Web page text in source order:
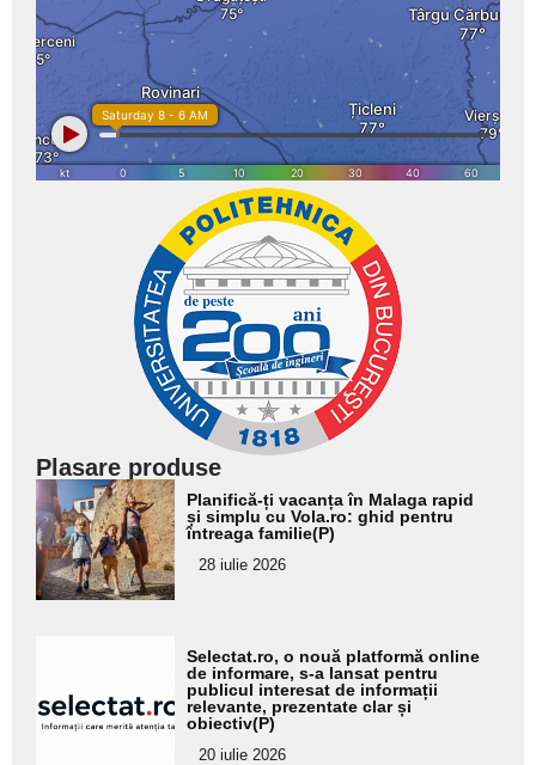
Plasare produse
Adaugă
aici textul
pentru
subtitlu
Planifică-ți vacanța în Malaga rapid
și simplu cu Vola.ro: ghid pentru
întreaga familie(P)
28 iulie 2026
pentru
subtitlu
Selectat.ro, o nouă platformă online
de informare, s-a lansat pentru
publicul interesat de informații
relevante, prezentate clar și
obiectiv(P)
20 iulie 2026